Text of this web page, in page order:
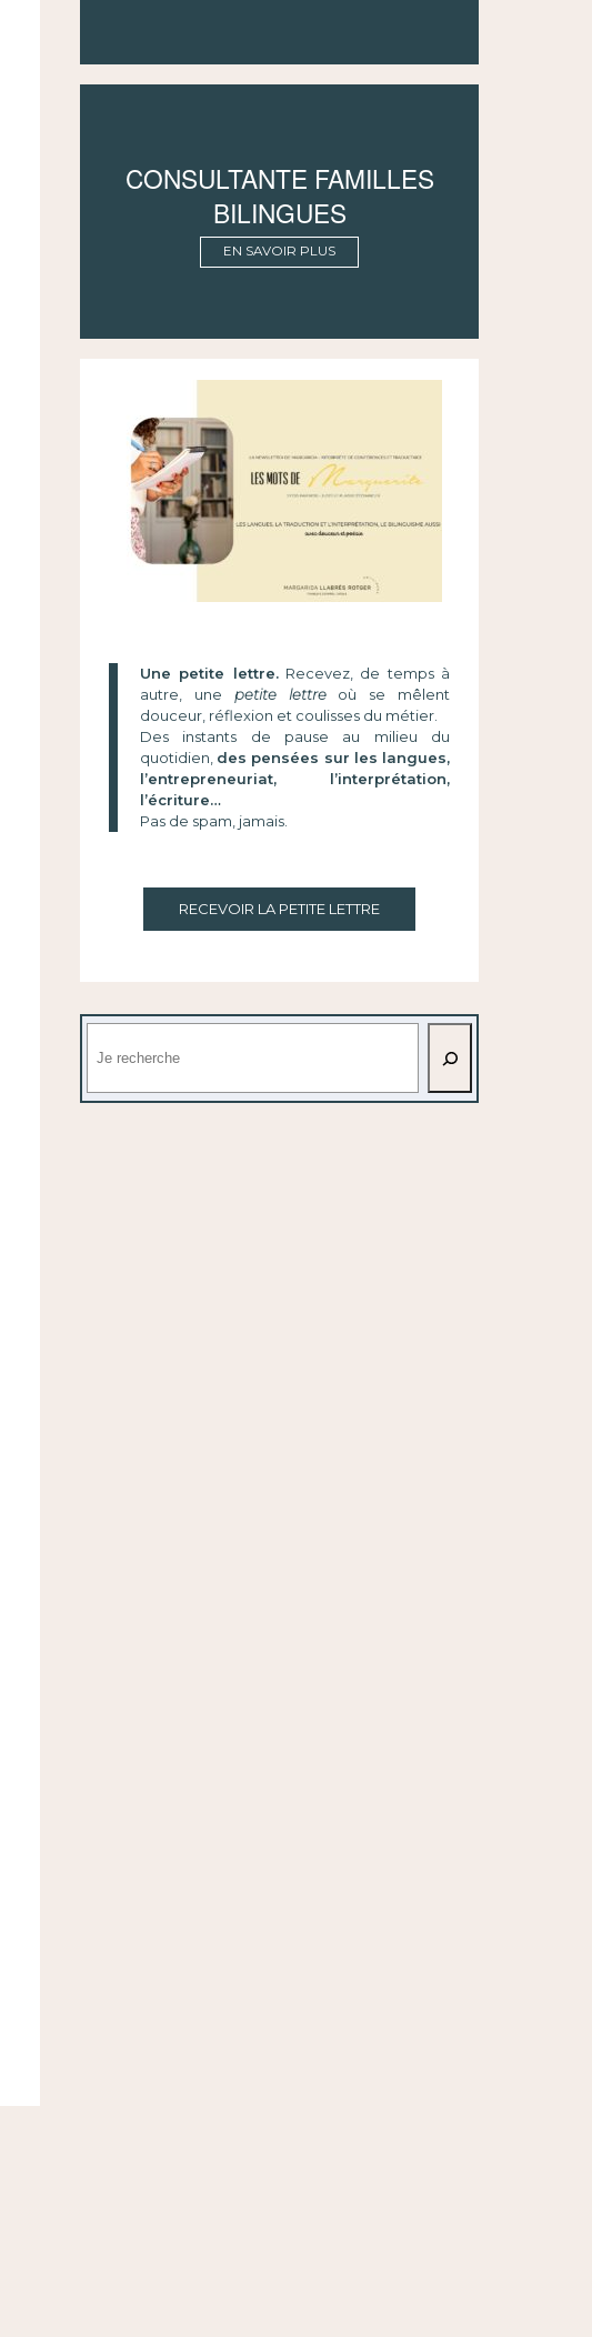
CONSULTANTE FAMILLES
BILINGUES
EN SAVOIR PLUS
Une petite lettre.Recevez, de temps à
autre, une petite lettreoù se mêlent
douceur, réflexion et coulisses du métier.
Des instants de pause au milieu du
quotidien, des pensées sur les langues,
l’entrepreneuriat, l’interprétation,
l’écriture…
Pas de spam, jamais.
RECEVOIR LA PETITE LETTRE